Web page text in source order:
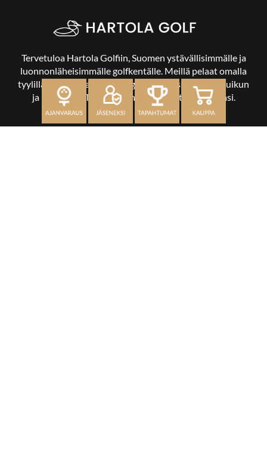
Tervetuloa Hartola Golfiin, Suomen ystävällisimmälle ja
luonnonläheisimmälle golfkentälle. Meillä pelaat omalla
tyylilläsi ja tasollasi – ja bongaat halutessasi vaikka uikun
ja kuikankin. Tärkeintä on, että nautit vierailustasi.